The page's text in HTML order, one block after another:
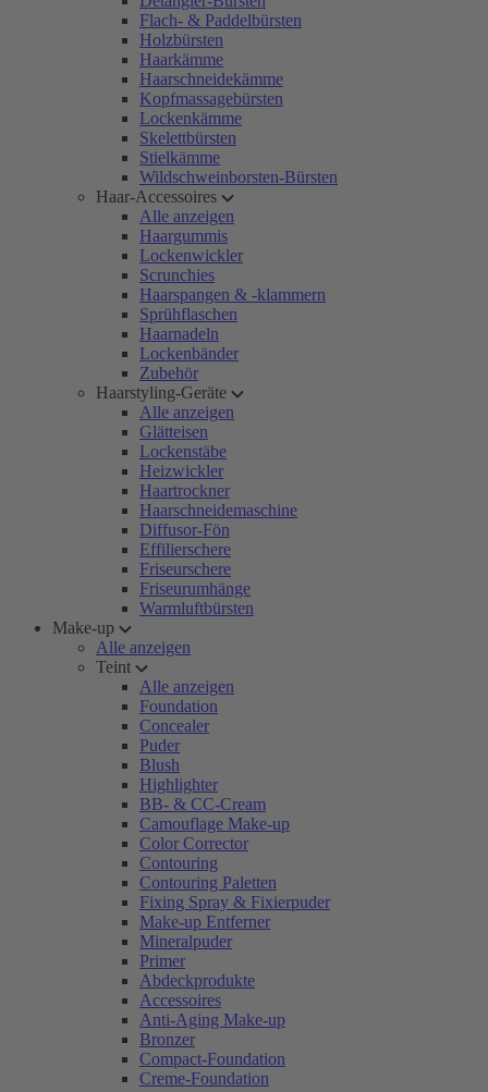
Flach- & Paddelbürsten
Holzbürsten
Haarkämme
Haarschneidekämme
Kopfmassagebürsten
Lockenkämme
Skelettbürsten
Stielkämme
Wildschweinborsten-Bürsten
Haar-Accessoires
Alle anzeigen
Haargummis
Lockenwickler
Scrunchies
Haarspangen & -klammern
Sprühflaschen
Haarnadeln
Lockenbänder
Zubehör
Haarstyling-Geräte
Alle anzeigen
Glätteisen
Lockenstäbe
Heizwickler
Haartrockner
Haarschneidemaschine
Diffusor-Fön
Effilierschere
Friseurschere
Friseurumhänge
Warmluftbürsten
Make-up
Alle anzeigen
Teint
Alle anzeigen
Foundation
Concealer
Puder
Blush
Highlighter
BB- & CC-Cream
Camouflage Make-up
Color Corrector
Contouring
Contouring Paletten
Fixing Spray & Fixierpuder
Make-up Entferner
Mineralpuder
Primer
Abdeckprodukte
Accessoires
Anti-Aging Make-up
Bronzer
Compact-Foundation
Creme-Foundation